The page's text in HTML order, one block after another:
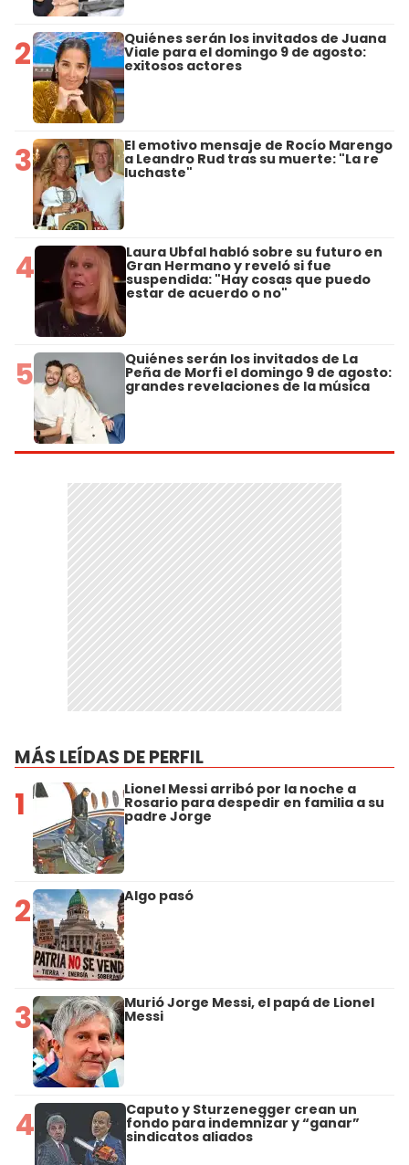
2 Quiénes serán los invitados de Juana
Viale para el domingo 9 de agosto:
exitosos actores
3 El emotivo mensaje de Rocío Marengo
a Leandro Rud tras su muerte: "La re
luchaste"
4 Laura Ubfal habló sobre su futuro en
Gran Hermano y reveló si fue
suspendida: "Hay cosas que puedo
estar de acuerdo o no"
5 Quiénes serán los invitados de La
Peña de Morfi el domingo 9 de agosto:
grandes revelaciones de la música
MÁS LEÍDAS DE PERFIL
1 Lionel Messi arribó por la noche a
Rosario para despedir en familia a su
padre Jorge
2 Algo pasó
3 Murió Jorge Messi, el papá de Lionel
Messi
4 Caputo y Sturzenegger crean un
fondo para indemnizar y “ganar”
sindicatos aliados